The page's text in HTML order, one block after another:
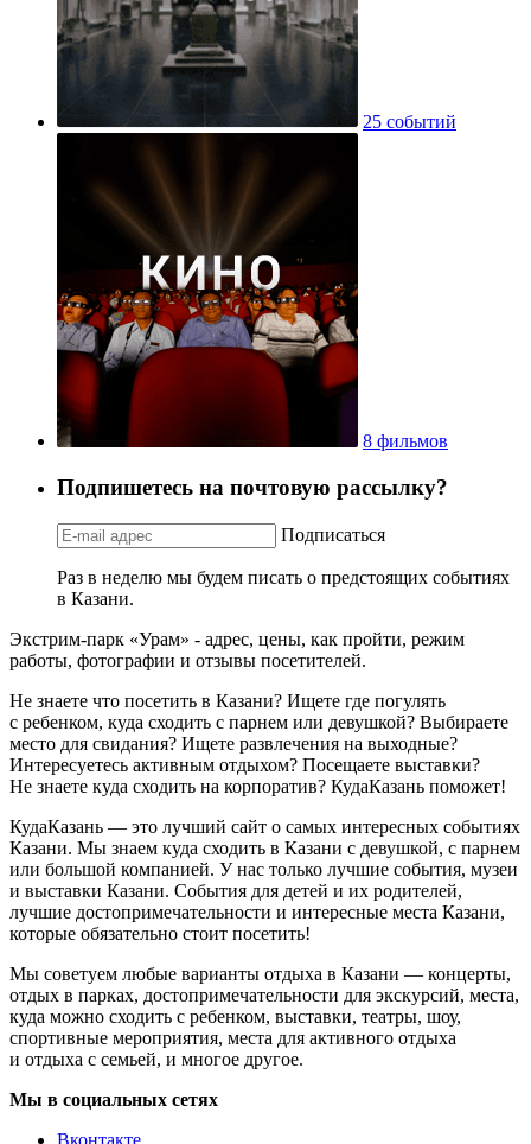
25 событий
8 фильмов
Подпишетесь на почтовую рассылку?
Подписаться
Раз в неделю мы будем писать о предстоящих событиях
в Казани.
Экстрим-парк «Урам» - адрес, цены, как пройти, режим
работы, фотографии и отзывы посетителей.
Не знаете что посетить в Казани? Ищете где погулять
с ребенком, куда сходить с парнем или девушкой? Выбираете
место для свидания? Ищете развлечения на выходные?
Интересуетесь активным отдыхом? Посещаете выставки?
Не знаете куда сходить на корпоратив? КудаКазань поможет!
КудаКазань — это лучший сайт о самых интересных событиях
Казани. Мы знаем куда сходить в Казани с девушкой, с парнем
или большой компанией. У нас только лучшие события, музеи
и выставки Казани. События для детей и их родителей,
лучшие достопримечательности и интересные места Казани,
которые обязательно стоит посетить!
Мы советуем любые варианты отдыха в Казани — концерты,
отдых в парках, достопримечательности для экскурсий, места,
куда можно сходить с ребенком, выставки, театры, шоу,
спортивные мероприятия, места для активного отдыха
и отдыха с семьей, и многое другое.
Мы в социальных сетях
Вконтакте